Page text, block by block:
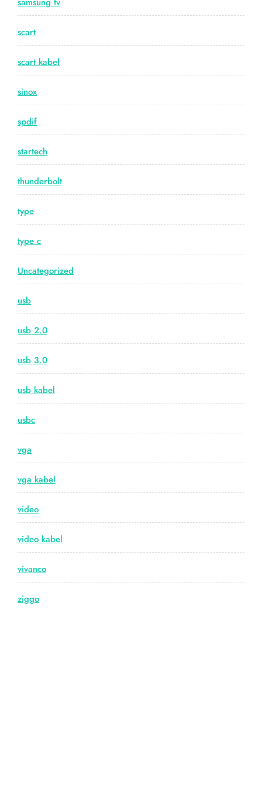
scart
scart kabel
sinox
spdif
startech
thunderbolt
type
type c
Uncategorized
usb
usb 2.0
usb 3.0
usb kabel
usbc
vga
vga kabel
video
video kabel
vivanco
ziggo